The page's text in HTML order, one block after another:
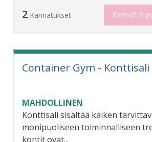
2 Kannatukset Kannatus
Container Gym - Konttisali
MAHDOLLINEN
Konttisali sisältää kaiken
monipuoliseen toiminnalliseen
kontit ovat...